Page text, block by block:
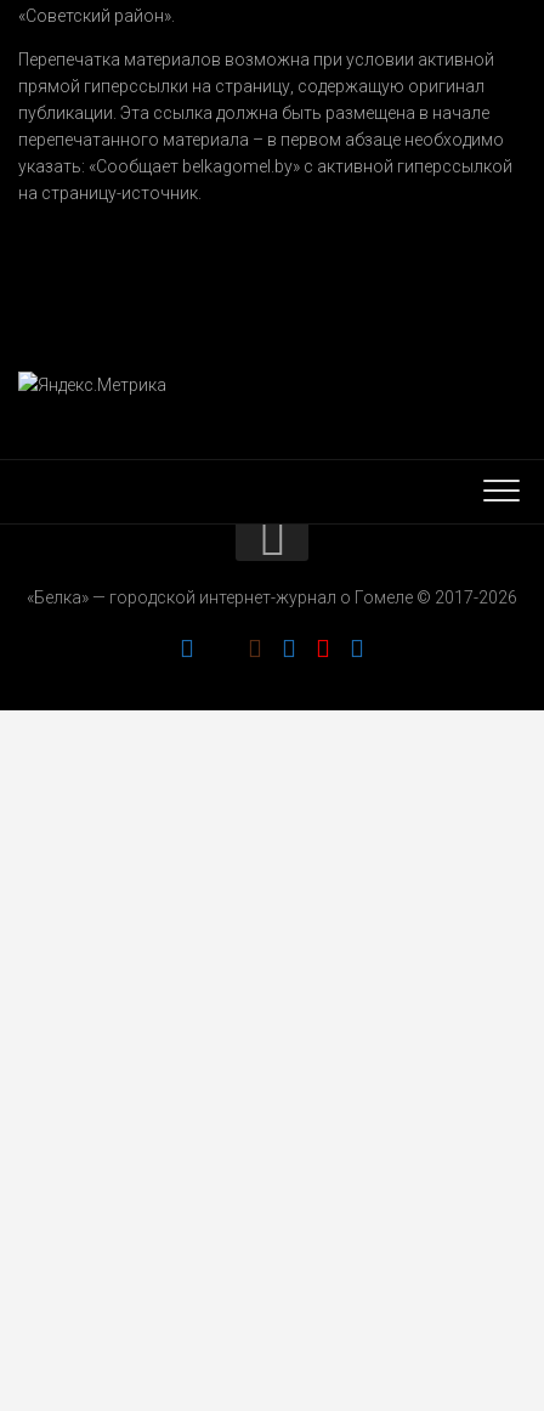
«Советский район».
Перепечатка материалов возможна при условии активной
прямой гиперссылки на страницу, содержащую оригинал
публикации. Эта ссылка должна быть размещена в начале
перепечатанного материала – в первом абзаце необходимо
указать: «Сообщает belkagomel.by» с активной гиперссылкой
на страницу-источник.
РЕКЛАМОДАТЕЛЯМ
«Белка» — городской интернет-журнал о Гомеле © 2017-2026